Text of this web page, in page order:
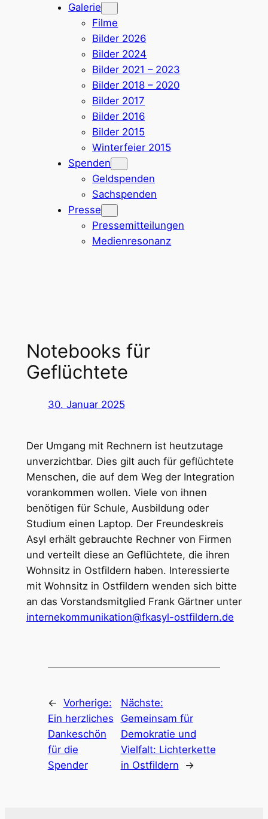
Galerie
Filme
Bilder 2026
Bilder 2024
Bilder 2021 – 2023
Bilder 2018 – 2020
Bilder 2017
Bilder 2016
Bilder 2015
Winterfeier 2015
Spenden
Geldspenden
Sachspenden
Presse
Pressemitteilungen
Medienresonanz
Notebooks für
Geflüchtete
30. Januar 2025
Der Umgang mit Rechnern ist heutzutage
unverzichtbar. Dies gilt auch für geflüchtete
Menschen, die auf dem Weg der Integration
vorankommen wollen. Viele von ihnen
benötigen für Schule, Ausbildung oder
Studium einen Laptop. Der Freundeskreis
Asyl erhält gebrauchte Rechner von Firmen
und verteilt diese an Geflüchtete, die ihren
Wohnsitz in Ostfildern haben. Interessierte
mit Wohnsitz in Ostfildern wenden sich bitte
an das Vorstandsmitglied Frank Gärtner unter
internekommunikation@fkasyl-ostfildern.de
← Vorherige:
Ein herzliches
Dankeschön
für die
Spender
Nächste:
Gemeinsam für
Demokratie und
Vielfalt: Lichterkette
in Ostfildern
→